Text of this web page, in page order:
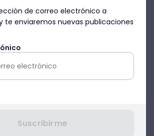
quién ha sido su
en este juego navideño
que necesites crear
de correo electrónico a
te enviaremos nuevas publicaciones
Suscribirme